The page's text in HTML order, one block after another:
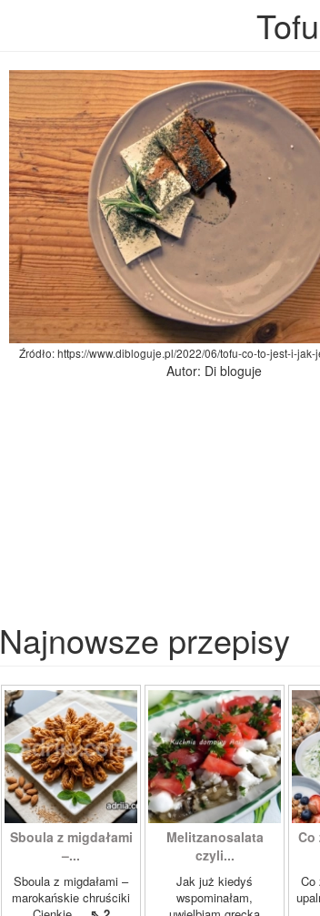
Źródło: https://www.dibloguje.pl/2022/06/tofu-co-to-jest-i-
Autor: Di bloguje
Najnowsze przepisy
Sboula z migdałami
–...
Sboula z migdałami –
marokańskie chruściki
Melitzanosalata
czyli...
Jak już kiedyś
wspominałam,
Co
Co